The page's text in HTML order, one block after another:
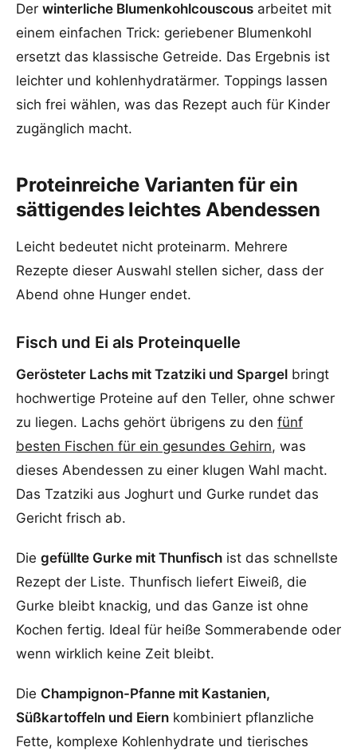
Der winterliche Blumenkohlcouscous arbeitet mit
einem einfachen Trick: geriebener Blumenkohl
ersetzt das klassische Getreide. Das Ergebnis ist
leichter und kohlenhydratärmer. Toppings lassen
sich frei wählen, was das Rezept auch für Kinder
zugänglich macht.
Proteinreiche Varianten für ein
sättigendes leichtes Abendessen
Leicht bedeutet nicht proteinarm. Mehrere
Rezepte dieser Auswahl stellen sicher, dass der
Abend ohne Hunger endet.
Fisch und Ei als Proteinquelle
Gerösteter Lachs mit Tzatziki und Spargel bringt
hochwertige Proteine auf den Teller, ohne schwer
zu liegen. Lachs gehört übrigens zu den fünf
besten Fischen für ein gesundes Gehirn, was
dieses Abendessen zu einer klugen Wahl macht.
Das Tzatziki aus Joghurt und Gurke rundet das
Gericht frisch ab.
Die gefüllte Gurke mit Thunfisch ist das schnellste
Rezept der Liste. Thunfisch liefert Eiweiß, die
Gurke bleibt knackig, und das Ganze ist ohne
Kochen fertig. Ideal für heiße Sommerabende oder
wenn wirklich keine Zeit bleibt.
Die Champignon-Pfanne mit Kastanien,
Süßkartoffeln und Eiern kombiniert pflanzliche
Fette, komplexe Kohlenhydrate und tierisches